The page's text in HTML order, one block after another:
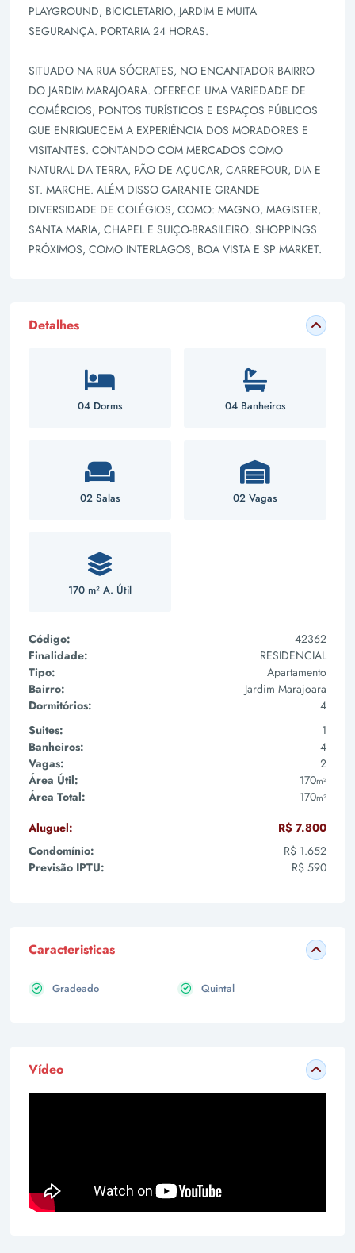
PLAYGROUND, BICICLETARIO, JARDIM E MUITA
SEGURANÇA. PORTARIA 24 HORAS.
SITUADO NA RUA SÓCRATES, NO ENCANTADOR BAIRRO
DO JARDIM MARAJOARA. OFERECE UMA VARIEDADE DE
COMÉRCIOS, PONTOS TURÍSTICOS E ESPAÇOS PÚBLICOS
QUE ENRIQUECEM A EXPERIÊNCIA DOS MORADORES E
VISITANTES. CONTANDO COM MERCADOS COMO
NATURAL DA TERRA, PÃO DE AÇUCAR, CARREFOUR, DIA E
ST. MARCHE. ALÉM DISSO GARANTE GRANDE
DIVERSIDADE DE COLÉGIOS, COMO: MAGNO, MAGISTER,
SANTA MARIA, CHAPEL E SUIÇO-BRASILEIRO. SHOPPINGS
PRÓXIMOS, COMO INTERLAGOS, BOA VISTA E SP MARKET.
Detalhes
04 Dorms 04 Banheiros
02 Salas 02 Vagas
170 m² A. Útil
Código:
42362
Finalidade:
RESIDENCIAL
Tipo:
Apartamento
Bairro:
Jardim Marajoara
Dormitórios:
4
Suites:
1
Banheiros:
4
Vagas:
2
Área Útil:
170m²
Área Total: 170m²
Aluguel:
R$ 7.800
Condomínio:
R$ 1.652
Previsão IPTU:
R$ 590
Caracteristicas
Gradeado Quintal
Vídeo